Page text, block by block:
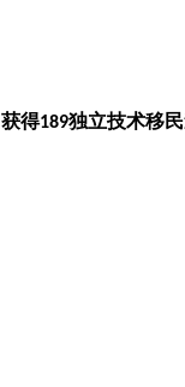
得189独立技术移